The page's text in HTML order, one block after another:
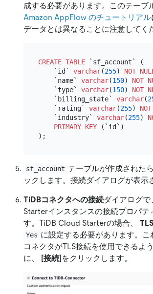
成する必要があります。このテーブ
Amazon AppFlow のチュートリアル
データとは異なることに注意してく
CREATE TABLE `sf_account` (
    `id`
varchar(255) NOT NULL
    `name`
varchar(150) NOT
    `type`
varchar(150) NOT
    `billing_state`
varchar(
    `rating`
varchar(255)
    `industry`
varchar(255)
PRIMARY KEY (`id`)
sf_account テーブルが作成された
ックします。接続ダイアログが表示
TiDBコネクタへの接続ダイアログ
Starterインスタンスの接続プロパテ
す。TiDB Cloud Starterの場合、 TLS
Yes に設定する必要があります。こ
コネクタがTLS接続を使用できるよ
に、
[接続] をクリックします。